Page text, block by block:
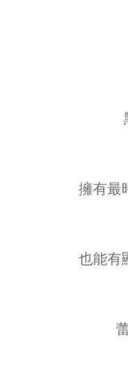
擁有最
也能有